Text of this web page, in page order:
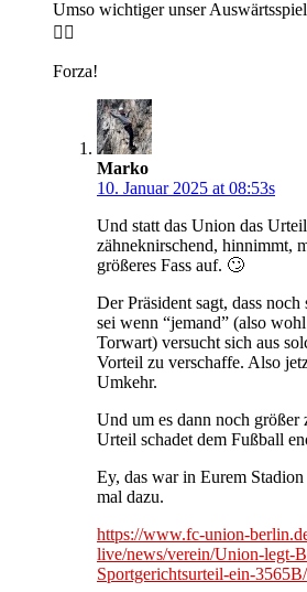
Umso wichtiger unser
🏴‍☠️
Forza!
Marko
10. Januar 2025 at 08:53s
Und statt das Union das
zähneknirschend, hinnimmt,
größeres Fass auf. 🙄
Der Präsident sagt, dass
sei wenn “jemand” (also
Torwart) versucht sich aus
Vorteil zu verschaffe. Also
Umkehr.
Und um es dann noch größer
Urteil schadet dem Fußball
Ey, das war in Eurem
mal dazu.
https://www.fc-union-
live/news/verein/Union-legt-
Sportgerichtsurteil-ein-3565B/